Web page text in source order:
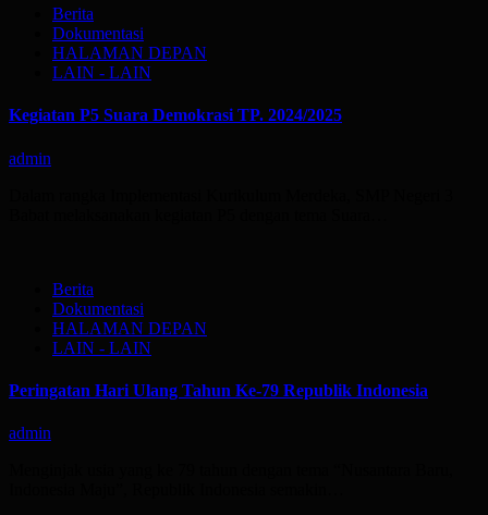
Berita
Dokumentasi
HALAMAN DEPAN
LAIN - LAIN
Kegiatan P5 Suara Demokrasi TP. 2024/2025
admin
Berita
Dokumentasi
HALAMAN DEPAN
LAIN - LAIN
Peringatan Hari Ulang Tahun Ke-79 Republik Indonesia
admin